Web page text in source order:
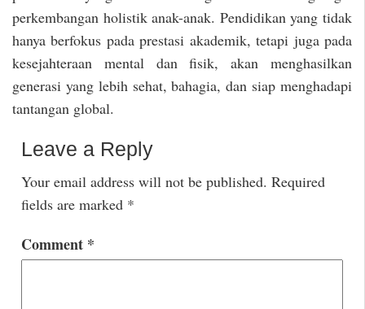
perkembangan holistik anak-anak. Pendidikan yang tidak
hanya berfokus pada prestasi akademik, tetapi juga pada
kesejahteraan mental dan fisik, akan menghasilkan
generasi yang lebih sehat, bahagia, dan siap menghadapi
tantangan global.
Leave a Reply
Your email address will not be published. Required
fields are marked *
Comment *